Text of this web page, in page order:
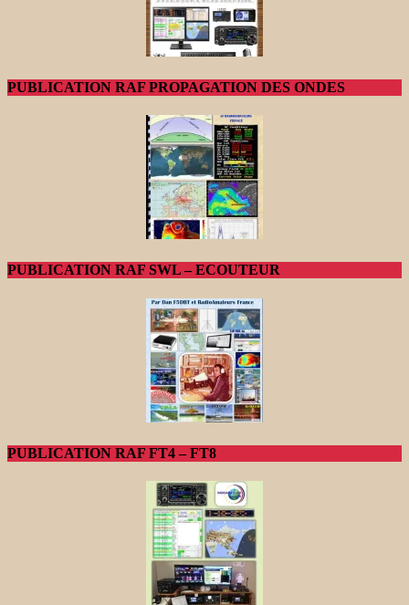
PUBLICATION RAF PROPAGATION DES ONDES
PUBLICATION RAF SWL – ECOUTEUR
PUBLICATION RAF FT4 – FT8